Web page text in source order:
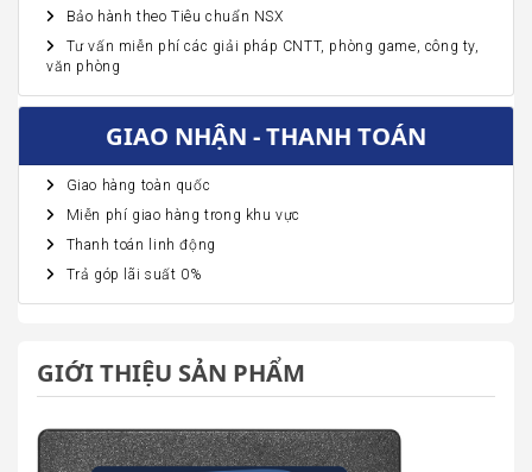
Bảo hành theo Tiêu chuẩn NSX
Tư vấn miễn phí các giải pháp CNTT, phòng game, công ty,
văn phòng
GIAO NHẬN - THANH TOÁN
Giao hàng toàn quốc
Miễn phí giao hàng trong khu vực
Thanh toán linh động
Trả góp lãi suất 0%
GIỚI THIỆU SẢN PHẨM